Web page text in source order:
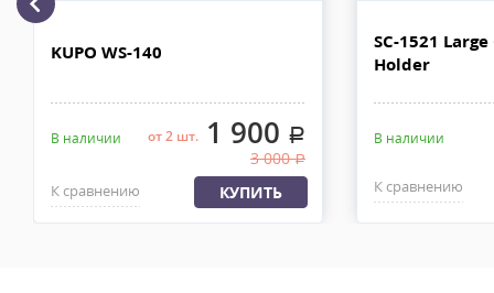
Доставка по Москве, МО и России - EMS ПОЧТА РОССИИ
Отправку заказа курьерской службой EMS осуществляем из
в течении 2-4х рабочих дней с момента 100% предоплаты,
KUPO WS-140
В наличии от 2 шт.1 900 .
3 000.
К сравнению КУПИТЬ
SC-1521
Holder
В наличии
К сравнению